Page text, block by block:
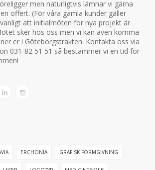
men naturligtvis lämnar vi gärna
offert. (För våra gamla kunder gäller
att initialmöten för nya projekt är
sker hos oss men vi kan även komma
er i Göteborgstrakten. Kontakta oss via
031-82 51 51 så bestämmer vi en tid för
ERCHONIA GRAFISK FORMGIVNING